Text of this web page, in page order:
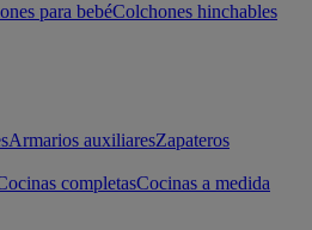
para bebéColchones hinchables
Armarios auxiliaresZapateros
completasCocinas a medida